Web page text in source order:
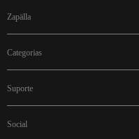
zapälla
categorias
suporte
social